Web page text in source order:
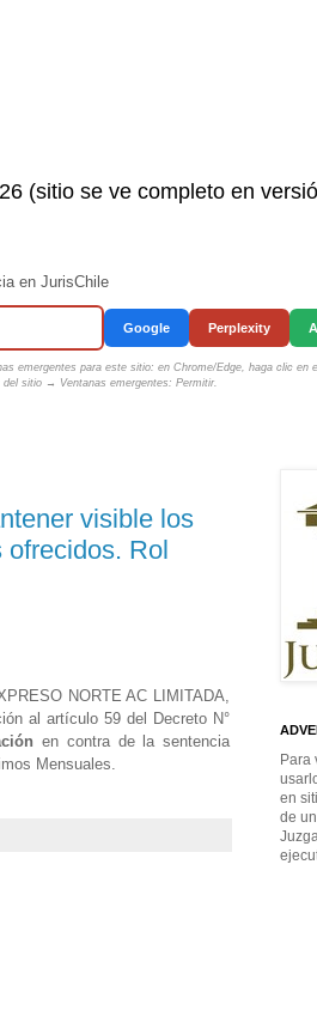
(sitio se ve completo en
en JurisChile
Google Perplexity
emergentes para este sitio: en Chrome/Edge, haga clic en
del sitio → Ventanas emergentes: Permitir.
visible los
ofrecidos. Rol
NORTE AC LIMITADA,
al artículo 59 del Decreto N°
en contra de la sentencia
Mensuales.
Para
en
de